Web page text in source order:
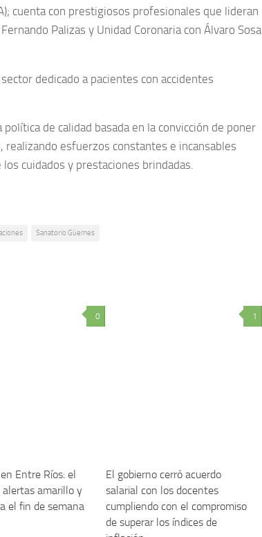
cuenta con prestigiosos profesionales que lideran
Palizas y Unidad Coronaria con Álvaro Sosa
dedicado a pacientes con accidentes
de calidad basada en la convicción de poner
esfuerzos constantes e incansables
cuidados y prestaciones brindadas.
Sanatorio Güemes
0
Entre Ríos: el
amarillo y
el fin de semana
1
El gobierno cerró acuerdo
salarial con los docentes
cumpliendo con el compromiso
de superar los índices de